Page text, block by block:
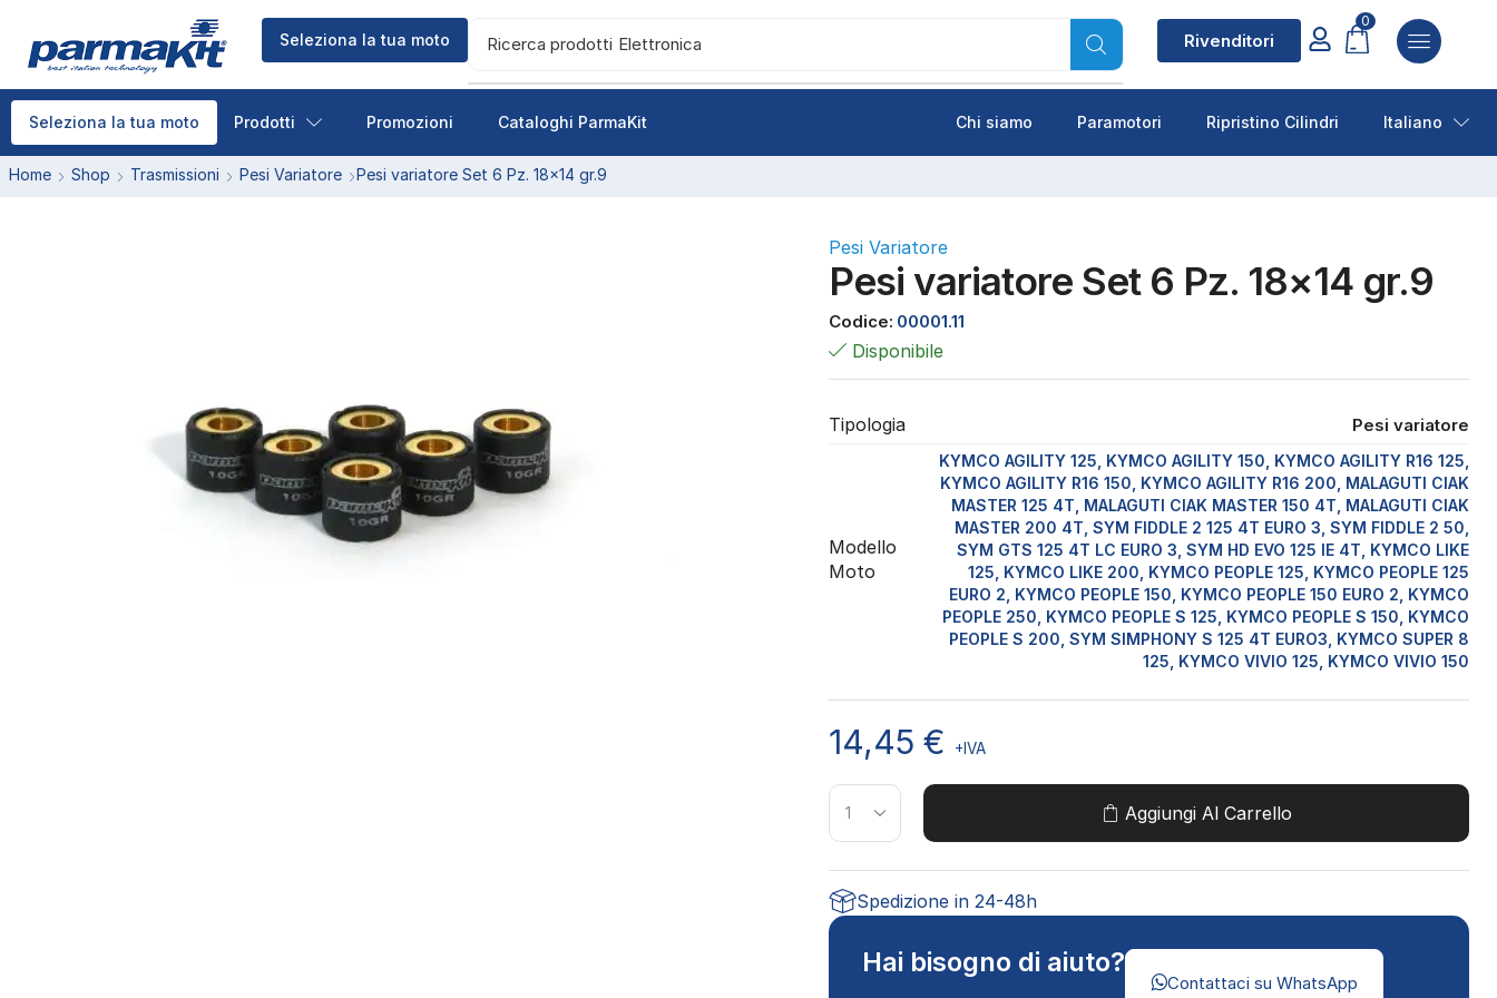
Seleziona la tua moto Ricerca prodotti Elettronica Rivenditori
0
Seleziona la tua moto Prodotti Promozioni Cataloghi ParmaKit Chi siamo Paramotori Ripristino Cilindri Italiano
Home Shop Trasmissioni Pesi Variatore Pesi variatore Set 6 Pz. 18×14 gr.9
Pesi Variatore
Pesi variatore Set 6 Pz. 18×14 gr.9
Codice: 00001.11
Disponibile
Tipologia Pesi variatore
Modello
Moto
KYMCO AGILITY 125, KYMCO AGILITY 150, KYMCO AGILITY R16 125,
KYMCO AGILITY R16 150, KYMCO AGILITY R16 200, MALAGUTI CIAK
MASTER 125 4T, MALAGUTI CIAK MASTER 150 4T, MALAGUTI CIAK
MASTER 200 4T, SYM FIDDLE 2 125 4T EURO 3, SYM FIDDLE 2 50,
SYM GTS 125 4T LC EURO 3, SYM HD EVO 125 IE 4T, KYMCO LIKE
125, KYMCO LIKE 200, KYMCO PEOPLE 125, KYMCO PEOPLE 125
EURO 2, KYMCO PEOPLE 150, KYMCO PEOPLE 150 EURO 2, KYMCO
PEOPLE 250, KYMCO PEOPLE S 125, KYMCO PEOPLE S 150, KYMCO
PEOPLE S 200, SYM SIMPHONY S 125 4T EURO3, KYMCO SUPER 8
125, KYMCO VIVIO 125, KYMCO VIVIO 150
14,45 € +IVA
Aggiungi Al Carrello
Spedizione in 24-48h
Hai bisogno di aiuto?
Contattaci su WhatsApp